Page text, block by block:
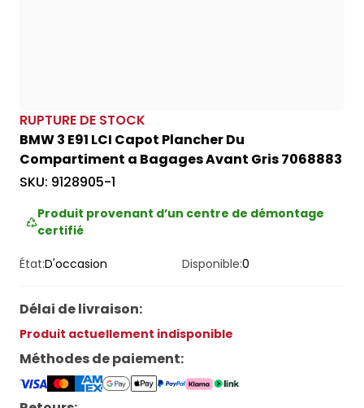
RUPTURE DE STOCK
BMW 3 E91 LCI Capot Plancher Du
Compartiment a Bagages Avant Gris 7068883
SKU: 9128905-1
Produit provenant d’un centre de démontage
certifié
État:D'occasion Disponible:0
Délai de livraison:
Produit actuellement indisponible
Méthodes de paiement: